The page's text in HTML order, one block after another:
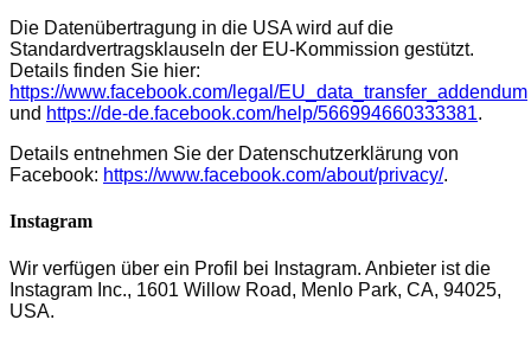
Die Datenübertragung in die USA wird auf die
Standardvertragsklauseln der EU-Kommission gestützt.
Details finden Sie hier:
https://www.facebook.com/legal/EU_data_transfer_addendum
und https://de-de.facebook.com/help/566994660333381.
Details entnehmen Sie der Datenschutzerklärung von
Facebook: https://www.facebook.com/about/privacy/.
Instagram
Wir verfügen über ein Profil bei Instagram. Anbieter ist die
Instagram Inc., 1601 Willow Road, Menlo Park, CA, 94025,
USA.